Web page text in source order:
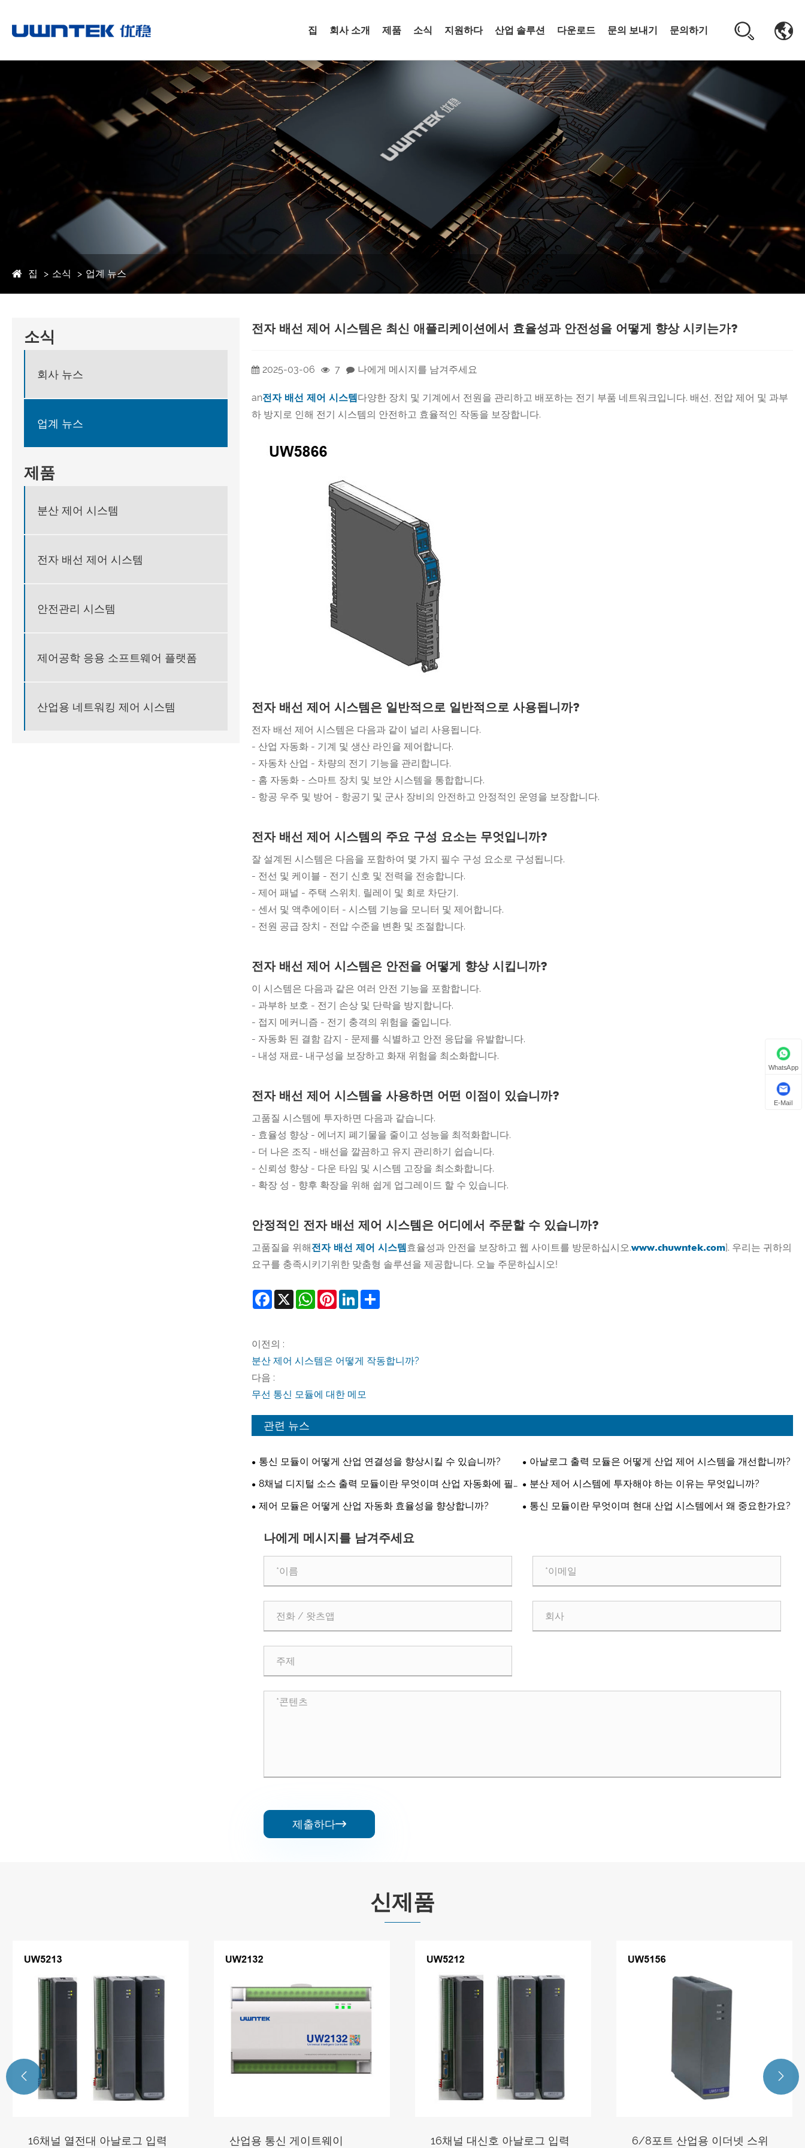
집 회사 소개 제품 소식 지원하다 산업 솔루션 다운로드 문의 보내기 문의하기
집 소식 업계 뉴스
소식
회사 뉴스
업계 뉴스
제품
분산 제어 시스템
전자 배선 제어 시스템
안전관리 시스템
제어공학 응용 소프트웨어 플랫폼
산업용 네트워킹 제어 시스템
전자 배선 제어 시스템은 최신 애플리케이션에서 효율성과 안전성을 어떻게 향상 시키는가?
2025-03-06 7 나에게 메시지를 남겨주세요
an전자 배선 제어 시스템다양한 장치 및 기계에서 전원을 관리하고 배포하는 전기 부품 네트워크입니다. 배선, 전압 제어 및 과부
하 방지로 인해 전기 시스템의 안전하고 효율적인 작동을 보장합니다.
전자 배선 제어 시스템은 일반적으로 일반적으로 사용됩니까?
전자 배선 제어 시스템은 다음과 같이 널리 사용됩니다.
- 산업 자동화 - 기계 및 생산 라인을 제어합니다.
- 자동차 산업 - 차량의 전기 기능을 관리합니다.
- 홈 자동화 - 스마트 장치 및 보안 시스템을 통합합니다.
- 항공 우주 및 방어 - 항공기 및 군사 장비의 안전하고 안정적인 운영을 보장합니다.
전자 배선 제어 시스템의 주요 구성 요소는 무엇입니까?
잘 설계된 시스템은 다음을 포함하여 몇 가지 필수 구성 요소로 구성됩니다.
- 전선 및 케이블 - 전기 신호 및 전력을 전송합니다.
- 제어 패널 - 주택 스위치, 릴레이 및 회로 차단기.
- 센서 및 액추에이터 - 시스템 기능을 모니터 및 제어합니다.
- 전원 공급 장치 - 전압 수준을 변환 및 조절합니다.
전자 배선 제어 시스템은 안전을 어떻게 향상 시킵니까?
이 시스템은 다음과 같은 여러 안전 기능을 포함합니다.
- 과부하 보호 - 전기 손상 및 단락을 방지합니다.
- 접지 메커니즘 - 전기 충격의 위험을 줄입니다.
- 자동화 된 결함 감지 - 문제를 식별하고 안전 응답을 유발합니다.
- 내성 재료- 내구성을 보장하고 화재 위험을 최소화합니다.
전자 배선 제어 시스템을 사용하면 어떤 이점이 있습니까?
고품질 시스템에 투자하면 다음과 같습니다.
- 효율성 향상 - 에너지 폐기물을 줄이고 성능을 최적화합니다.
- 더 나은 조직 - 배선을 깔끔하고 유지 관리하기 쉽습니다.
- 신뢰성 향상 - 다운 타임 및 시스템 고장을 최소화합니다.
- 확장 성 - 향후 확장을 위해 쉽게 업그레이드 할 수 있습니다.
안정적인 전자 배선 제어 시스템은 어디에서 주문할 수 있습니까?
고품질을 위해전자 배선 제어 시스템효율성과 안전을 보장하고 웹 사이트를 방문하십시오.www.chuwntek.com]. 우리는 귀하의
요구를 충족시키기위한 맞춤형 솔루션을 제공합니다. 오늘 주문하십시오!
Facebook
X WhatsAppPinterestLinkedIn
이전의 :
분산 제어 시스템은 어떻게 작동합니까?
다음 :
무선 통신 모듈에 대한 메모
관련 뉴스
통신 모듈이 어떻게 산업 연결성을 향상시킬 수 있습니까?
아날로그 출력 모듈은 어떻게 산업 제어 시스템을 개선합니까?
8채널 디지털 소스 출력 모듈이란 무엇이며 산업 자동화에 필
수적인 이유는 무엇입니까?
분산 제어 시스템에 투자해야 하는 이유는 무엇입니까?
제어 모듈은 어떻게 산업 자동화 효율성을 향상합니까?
통신 모듈이란 무엇이며 현대 산업 시스템에서 왜 중요한가요?
나에게 메시지를 남겨주세요
제출하다
신제품
산업용 통신 게이트웨이 16채널 대신호 아날로그 입력 6/8포트 산업용 이더넷 스위 제어 시스템 본질 안전 디지털
 
WhatsApp
E-Mail